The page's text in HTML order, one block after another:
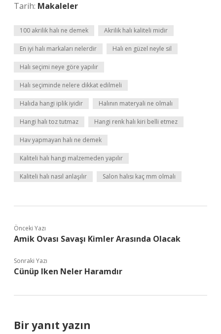
Tarih: Makaleler
100 akrilik halı ne demek Akrilik halı kaliteli midir
En iyi halı markaları nelerdir Halı en güzel neyle sil
Halı seçimi neye göre yapılır
Halı seçiminde nelere dikkat edilmeli
Halıda hangi iplik iyidir Halının materyali ne olmalı
Hangi halı toz tutmaz Hangi renk halı kiri belli etmez
Hav yapmayan halı ne demek
Kaliteli halı hangi malzemeden yapılır
Kaliteli halı nasıl anlaşılır Salon halısı kaç mm olmalı
Önceki Yazı
Amik Ovası Savaşı Kimler Arasında Olacak
Sonraki Yazı
Cünüp Iken Neler Haramdır
Bir yanıt yazın